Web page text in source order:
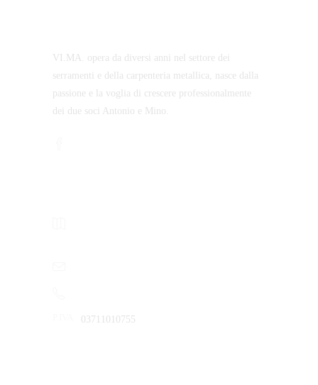
VI.MA. opera da diversi anni nel settore dei
serramenti e della carpenteria metallica, nasce dalla
passione e la voglia di crescere professionalmente
dei due soci Antonio e Mino.
03711010755